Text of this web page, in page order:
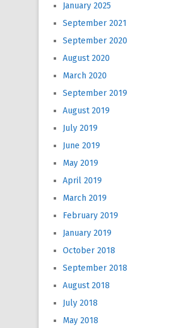
January 2025
September 2021
September 2020
August 2020
March 2020
September 2019
August 2019
July 2019
June 2019
May 2019
April 2019
March 2019
February 2019
January 2019
October 2018
September 2018
August 2018
July 2018
May 2018